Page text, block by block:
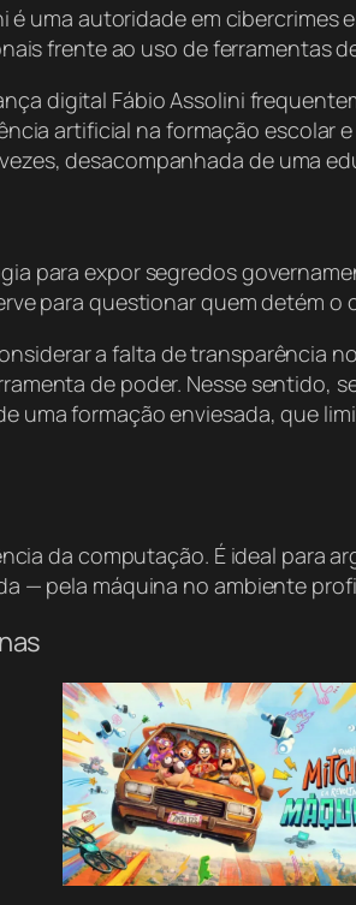
uma autoridade em
frente ao uso de ferramentas
digital Fábio Assolini
artificial na formação
desacompanhada de uma
para expor segredos
para questionar quem detém
a falta de transparência
de poder. Nesse sentido,
uma formação enviesada, que
da computação. É ideal para
— pela máquina no ambiente